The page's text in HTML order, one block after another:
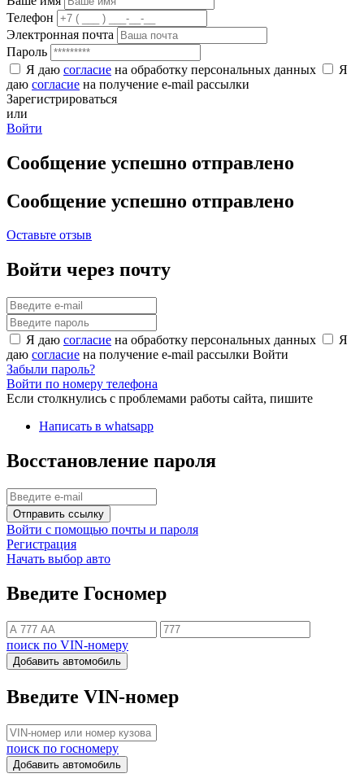
Телефон
Электронная почта
Пароль
Я даю согласие на обработку персональных данных
Я
даю согласие на получение e-mail рассылки
Зарегистрироваться
или
Войти
Сообщение успешно отправлено
Сообщение успешно отправлено
Оставьте отзыв
Войти через почту
Я даю согласие на обработку персональных данных
Я
даю согласие на получение e-mail рассылки Войти
Забыли пароль?
Войти по номеру телефона
Если столкнулись с проблемами работы сайта, пишите
Написать в whatsapp
Восстановление пароля
Отправить ссылку
Войти с помощью почты и пароля
Регистрация
Начать выбор авто
Введите Госномер
поиск по VIN-номеру
Добавить автомобиль
Введите VIN-номер
поиск по госномеру
Добавить автомобиль